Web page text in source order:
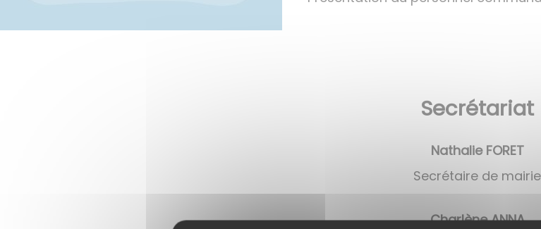
Secrétariat
Nathalie FORET
Secrétaire de mairie
Charlène ANNA